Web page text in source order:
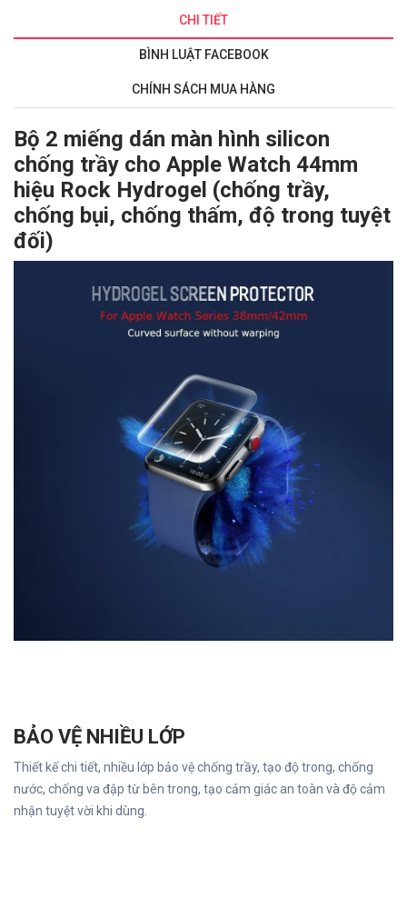
CHI TIẾT
BÌNH LUẬT FACEBOOK
CHÍNH SÁCH MUA HÀNG
Bộ 2 miếng dán màn hình silicon
chống trầy cho Apple Watch 44mm
hiệu Rock Hydrogel (chống trầy,
chống bụi, chống thấm, độ trong tuyệt
đối)
BẢO VỆ NHIỀU LỚP
Thiết kế chi tiết, nhiều lớp bảo vệ chống trầy, tạo độ trong, chống
nước, chống va đập từ bên trong, tạo cảm giác an toàn và độ cảm
nhận tuyệt vời khi dùng.